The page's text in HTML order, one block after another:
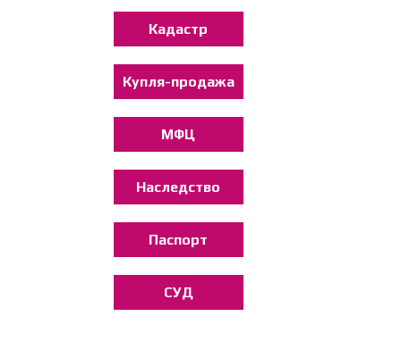
Кадастр
Купля-продажа
МФЦ
Наследство
Паспорт
СУД